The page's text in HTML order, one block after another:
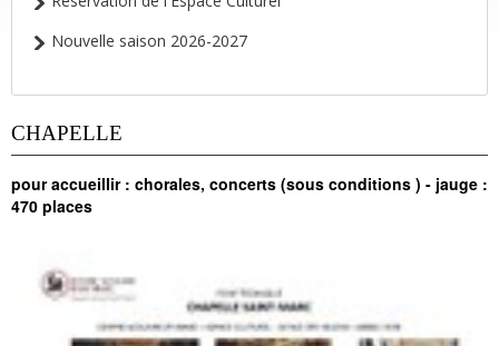
Nouvelle saison 2026-2027
CHAPELLE
pour accueillir : chorales, concerts (sous conditions ) - jauge :
470 places